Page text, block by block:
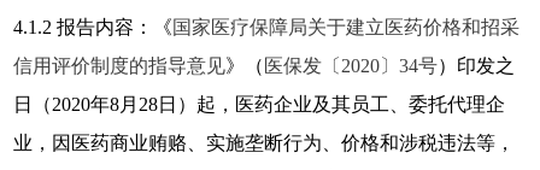
4.1.2 报告内容：《国家医疗保障局关于建立医药价格和招采
信用评价制度的指导意见》（ 医保发〔2020〕34号）印发之
日（2020年8月28日）起，医药企业及其员工、委托代理企
业，因医药商业贿赂、实施垄断行为、价格和涉税违法等，